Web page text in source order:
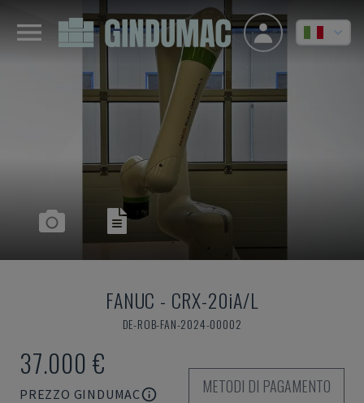
FANUC - CRX-20iA/L
DE-ROB-FAN-2024-00002
37.000 €
PREZZO GINDUMAC
METODI DI PAGAMENTO